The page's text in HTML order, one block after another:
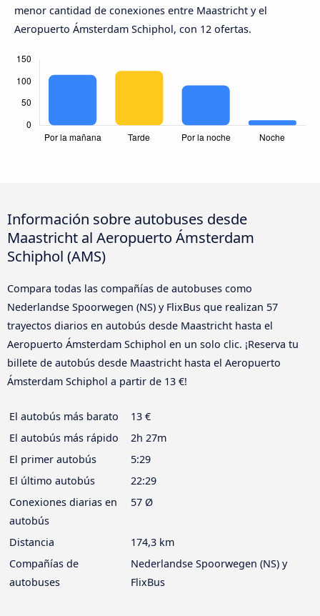
menor cantidad de conexiones entre Maastricht y el
Aeropuerto Ámsterdam Schiphol, con 12 ofertas.
Información sobre autobuses desde
Maastricht al Aeropuerto Ámsterdam
Schiphol (AMS)
Compara todas las compañías de autobuses como
Nederlandse Spoorwegen (NS) y FlixBus que realizan 57
trayectos diarios en autobús desde Maastricht hasta el
Aeropuerto Ámsterdam Schiphol en un solo clic. ¡Reserva tu
billete de autobús desde Maastricht hasta el Aeropuerto
Ámsterdam Schiphol a partir de 13 €!
El autobús más barato
13 €
El autobús más rápido
2h 27m
El primer autobús
5:29
El último autobús
22:29
Conexiones diarias en
autobús
57 Ø
Distancia
174,3 km
Compañías de
autobuses
Nederlandse Spoorwegen (NS) y
FlixBus